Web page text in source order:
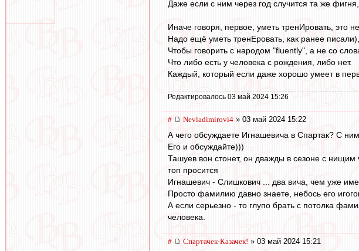
Даже если с ним через год случится та же
Иначе говоря, первое, уметь тренИровать, это
Надо ещё уметь тренЕровать, как ранее
Чтобы говорить с народом "fluently", а не со
Что либо есть у человека с рождения, либо нет.
Каждый, который если даже хорошо умеет в
Редактировалось 03 май 2024 15:26
# Nevladimirovi4 » 03 май 2024 15:22
А чего обсуждаете Игнашевича в Спартак? С
Его и обсуждайте)))
Ташуев вон стонет, он дважды в сезоне с нищим
топ просится
Игнашевич - Слишкович ... два вича, чем уже
Просто фамилию давно знаете, небось его
А если серьезно - то глупо брать с потолка
человека.
# Спартачек-Казачек! » 03 май 2024 15:21